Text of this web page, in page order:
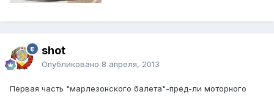
shot
Опубликовано 8 апреля, 2013
Первая часть "марлезонского балета"-пред-ли моторного